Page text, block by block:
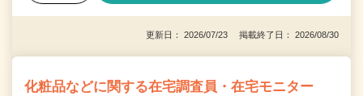
更新日： 2026/07/23 掲載終了日： 2026/08/30
化粧品などに関する在宅調査員・在宅モニター